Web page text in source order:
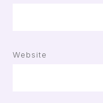
Website